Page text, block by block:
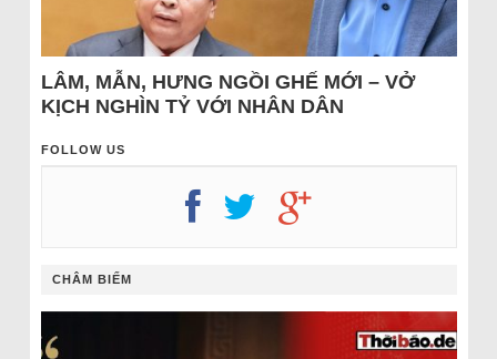
LÂM, MẪN, HƯNG NGỒI GHẾ MỚI – VỞ
KỊCH NGHÌN TỶ VỚI NHÂN DÂN
FOLLOW US
CHÂM BIẾM